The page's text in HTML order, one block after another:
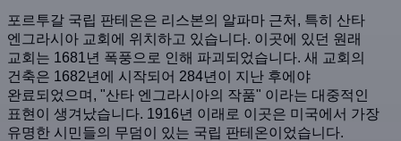
포르투갈 국립 판테온은 리스본의 알파마 근처, 특히 산타
엔그라시아 교회에 위치하고 있습니다. 이곳에 있던 원래
교회는 1681년 폭풍으로 인해 파괴되었습니다. 새 교회의
건축은 1682년에 시작되어 284년이 지난 후에야
완료되었으며, "산타 엔그라시아의 작품" 이라는 대중적인
표현이 생겨났습니다. 1916년 이래로 이곳은 미국에서 가장
유명한 시민들의 무덤이 있는 국립 판테온이었습니다.